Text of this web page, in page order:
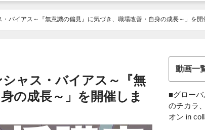
バイアス～『無意識の偏見』に気づき、職場改善・自身の成長～」を開
ャス・バイアス～『無
の成長～」を開催しま
動画一
■グロー
のチカラ
オン in